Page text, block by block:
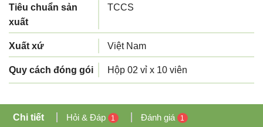
Tiêu chuẩn sản
xuất
TCCS
Xuất xứ Việt Nam
Quy cách đóng gói Hộp 02 vỉ x 10 viên
Chi tiết Hỏi & Đáp 1 Đánh giá 1